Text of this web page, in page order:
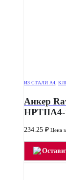
ИЗ СТАЛИ А4
Анкер
HPTIIA4-
234.25 ₽ Цена